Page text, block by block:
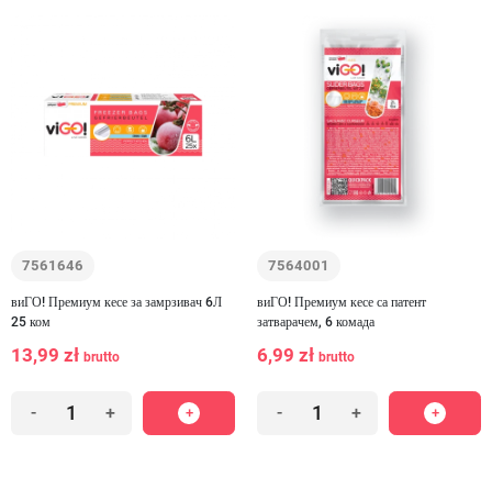
7561646
виГО! Премиум кесе за замрзивач 6Л
25 ком
13,99 zł brutto
- +
7564001
виГО! Премиум кесе са патент
затварачем, 6 комада
6,99 zł brutto
- +